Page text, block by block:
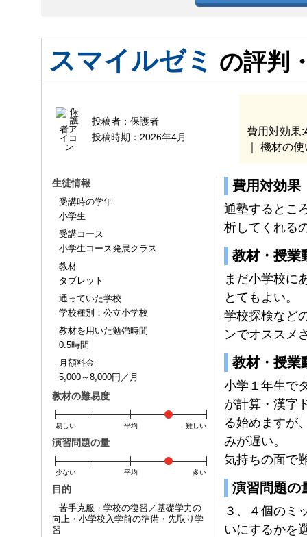
スマイルゼミ の評判
投稿者： 保護者
投稿時期： 2026年4月 費用対効果:
｜ 機材の
生徒情報
受講時の学年
小学生
受講コース
小学生コース発展クラス
教材
タブレット
通っていた学校
学校種別：公立小学校
教材を用いた勉強時間
0.5時間
月額料金
5,000～8,000円／月
教材の難易度
易しい 平均 難しい
演習問題の量
少ない 平均 多い
目的
苦手克服・学校の復習／基礎学力の
向上・小学校入学前の準備・先取り学
習
費用対効果
通塾するとこ
析してくれる
教材・授業
まだ小学校に
とてもよい。
学校探検など
ンでオススメ
教材・授業
小学１年生で
が計算・漢字
る始めますが
みが遅い。
気持ちの面で
演習問題の
３、４個のミ
いにするかを